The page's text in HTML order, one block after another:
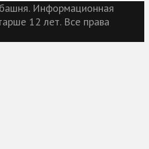
Информационная
12 лет. Все права